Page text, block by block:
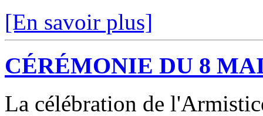
[En savoir plus]
CÉRÉMONIE DU 8
La célébration de